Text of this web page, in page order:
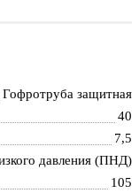
Гофротруба защитная
40
7,5
давления (ПНД)
105